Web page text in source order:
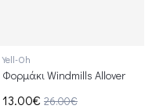
Yell-Oh
Φορμάκι Windmills Allover
13.00€ 26.00€